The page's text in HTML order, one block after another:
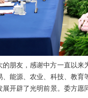
朋友，感谢中方一直以
能源、农业、科技、教
开辟了光明前景。委方